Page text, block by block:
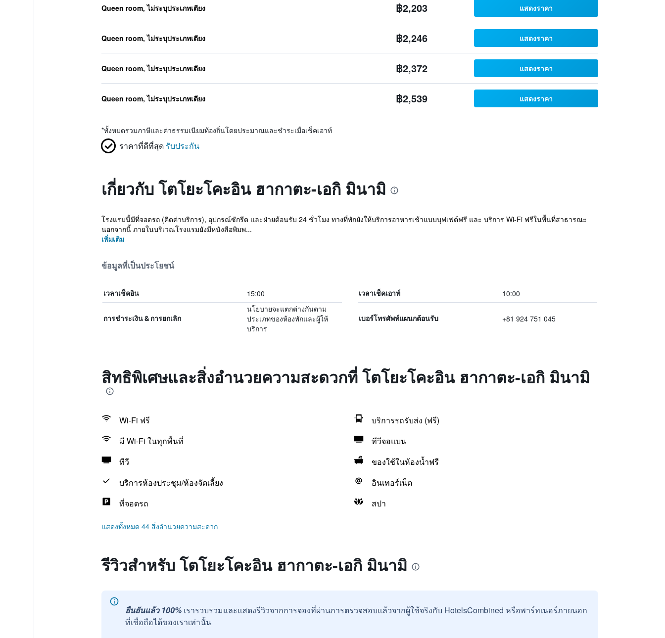
Queen room, ไม่ระบุประเภทเตียง ฿2,203 แสดงราคา
Queen room, ไม่ระบุประเภทเตียง ฿2,246 แสดงราคา
Queen room, ไม่ระบุประเภทเตียง ฿2,372 แสดงราคา
Queen room, ไม่ระบุประเภทเตียง ฿2,539 แสดงราคา
*ทั้งหมดรวมภาษีและค่าธรรมเนียมท้องถิ่นโดยประมาณและชำระเมื่อเช็คเอาท์
ราคาที่ดีที่สุด รับประกัน
เกี่ยวกับ โตโยะโคะอิน ฮากาตะ-เอกิ มินามิ
โรงแรมนี้มีที่จอดรถ (คิดค่าบริการ), อุปกรณ์ซักรีด และฝ่ายต้อนรับ 24 ชั่วโมง ทางที่พักยังให้บริการอาหารเช้าแบบบุฟเฟต์ฟรี และ บริการ Wi-Fi ฟรีในพื้นที่สาธารณะ
นอกจากนี้ ภายในบริเวณโรงแรมยังมีหนังสือพิมพ...
เพิ่มเติม
ข้อมูลที่เป็นประโยชน์
เวลาเช็คอิน 15:00 เวลาเช็คเอาท์ 10:00
การชำระเงิน & การยกเลิก
นโยบายจะแตกต่างกันตาม
ประเภทของห้องพักและผู้ให้
บริการ
เบอร์โทรศัพท์แผนกต้อนรับ +81 924 751 045
สิทธิพิเศษและสิ่งอำนวยความสะดวกที่ โตโยะโคะอิน ฮากาตะ-เอกิ มินามิ
Wi-Fi ฟรี
บริการรถรับส่ง (ฟรี)
มี Wi-Fi ในทุกพื้นที่
ทีวีจอแบน
ทีวี
ของใช้ในห้องน้ำฟรี
บริการห้องประชุม/ห้องจัดเลี้ยง
อินเทอร์เน็ต
ที่จอดรถ
สปา
แสดงทั้งหมด 44 สิ่งอำนวยความสะดวก
รีวิวสำหรับ โตโยะโคะอิน ฮากาตะ-เอกิ มินามิ
ยืนยันแล้ว 100% เรารวบรวมและแสดงรีวิวจากการจองที่ผ่านการตรวจสอบแล้วจากผู้ใช้จริงกับ HotelsCombined หรือพาร์ทเนอร์ภายนอก
ที่เชื่อถือได้ของเราเท่านั้น